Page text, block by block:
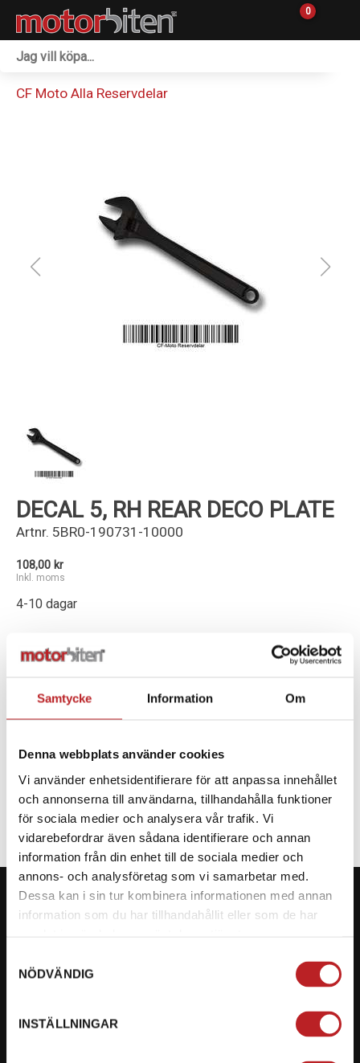
Samtycke Information Om
Denna webbplats använder cookies
Vi använder enhetsidentifierare för att anpassa innehållet
och annonserna till användarna, tillhandahålla funktioner
för sociala medier och analysera vår trafik. Vi
vidarebefordrar även sådana identifierare och annan
information från din enhet till de sociala medier och
annons- och analysföretag som vi samarbetar med.
Dessa kan i sin tur kombinera informationen med annan
information som du har tillhandahållit eller som de har
NÖDVÄNDIG
INSTÄLLNINGAR
0
Reservdelar
Sprängskisser
CF Moto Alla Reservdelar
DECAL 5, RH REAR DECO PLATE
Artnr. 5BR0-190731-10000
108,00 kr
Inkl. moms
4-10 dagar
- +
SPECIFIKATION
Org. nummer: 5566689278